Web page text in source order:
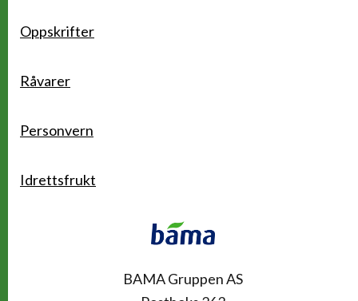
BAMA Gruppen AS
Oppskrifter
Råvarer
Personvern
Idrettsfrukt